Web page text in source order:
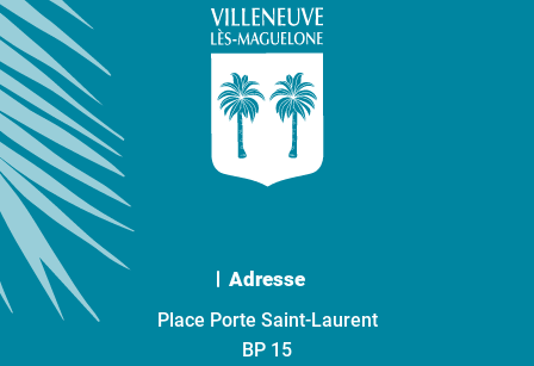
Adresse
Place Porte Saint-Laurent
BP 15